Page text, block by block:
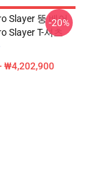
Slayer 뚱 베어
Slayer T-셔츠
₩4,202,900
-20%